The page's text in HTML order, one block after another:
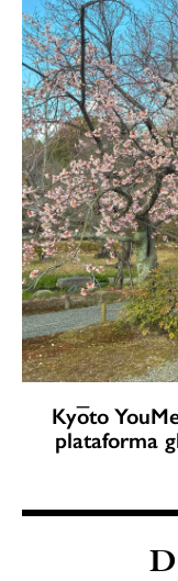
Kyōto
plataforma